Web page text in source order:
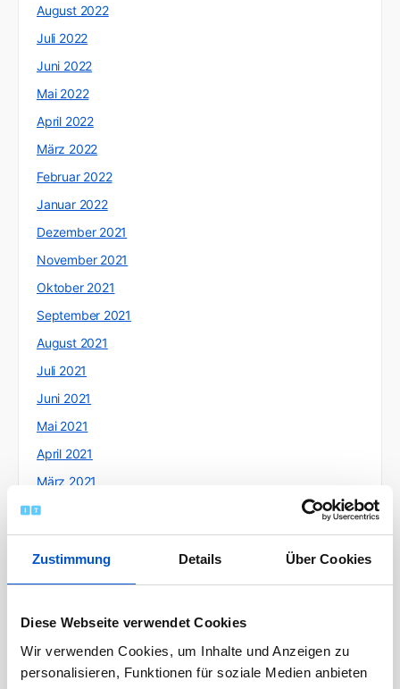
Zustimmung Details Über Cookies
Diese Webseite verwendet Cookies
Wir verwenden Cookies, um Inhalte und Anzeigen zu
personalisieren, Funktionen für soziale Medien anbieten
August 2022
Juli 2022
Juni 2022
Mai 2022
April 2022
März 2022
Februar 2022
Januar 2022
Dezember 2021
November 2021
Oktober 2021
September 2021
August 2021
Juli 2021
Juni 2021
Mai 2021
April 2021
März 2021
Februar 2021
Januar 2021
Dezember 2020
Oktober 2020
September 2020
August 2020